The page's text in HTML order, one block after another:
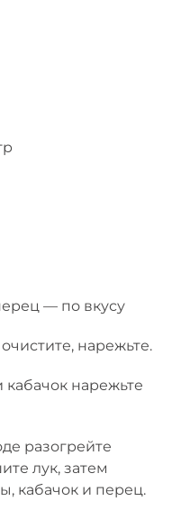
— по вкусу
нарежьте.
нарежьте
разогрейте
лук, затем
кабачок и перец.